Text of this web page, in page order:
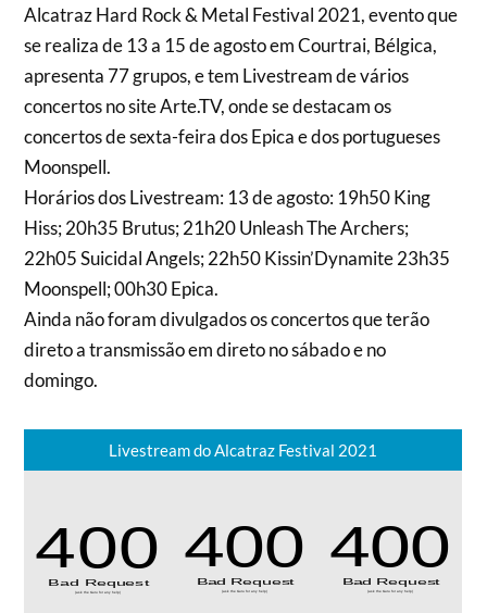
Alcatraz Hard Rock & Metal Festival 2021, evento que
se realiza de 13 a 15 de agosto em Courtrai, Bélgica,
apresenta 77 grupos, e tem Livestream de vários
concertos no site Arte.TV, onde se destacam os
concertos de sexta-feira dos Epica e dos portugueses
Moonspell.
Horários dos Livestream: 13 de agosto: 19h50 King
Hiss; 20h35 Brutus; 21h20 Unleash The Archers;
22h05 Suicidal Angels; 22h50 Kissin’Dynamite 23h35
Moonspell; 00h30 Epica.
Ainda não foram divulgados os concertos que terão
direto a transmissão em direto no sábado e no
domingo.
Livestream do Alcatraz Festival 2021